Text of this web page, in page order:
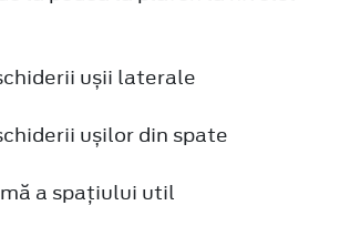
ușii laterale
ușilor din spate
a spațiului util